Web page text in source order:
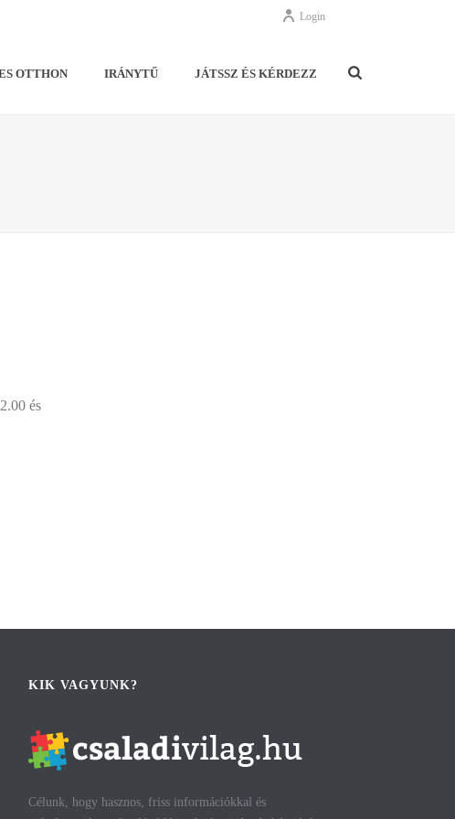
Login
OTTHON IRÁNYTŰ JÁTSSZ ÉS KÉRDEZZ
és
KIK VAGYUNK?
Célunk, hogy hasznos, friss információkkal és